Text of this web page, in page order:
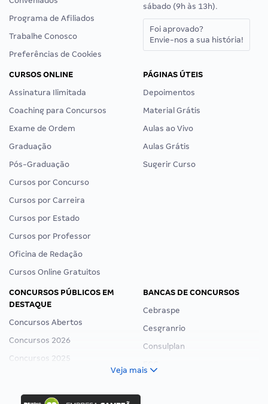
Programa de Afiliados
Trabalhe Conosco
Preferências de Cookies
sábado (9h às 13h).
Foi aprovado?
Envie-nos a sua história!
CURSOS ONLINE
Assinatura Ilimitada
Coaching para Concursos
Exame de Ordem
Graduação
Pós-Graduação
Cursos por Concurso
Cursos por Carreira
Cursos por Estado
Cursos por Professor
Oficina de Redação
Cursos Online Gratuitos
PÁGINAS ÚTEIS
Depoimentos
Material Grátis
Aulas ao Vivo
Aulas Grátis
Sugerir Curso
CONCURSOS PÚBLICOS EM
DESTAQUE
Concursos Abertos
Concursos 2026
Concursos 2025
Concurso Ibama
BANCAS DE CONCURSOS
Cebraspe
Cesgranrio
Consulplan
Veja mais